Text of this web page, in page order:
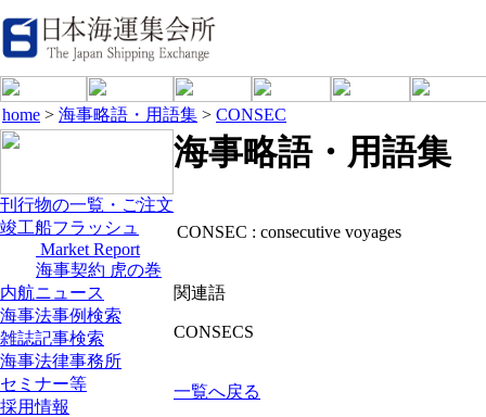
home > 海事略語・用語集 > CONSEC
刊行物の一覧・ご注文
竣工船フラッシュ
Market Report
海事契約 虎の巻
内航ニュース
海事法事例検索
雑誌記事検索
海事法律事務所
セミナー等
採用情報
海事略語・用語集
CONSEC : consecutive voyages
関連語
CONSECS
一覧へ戻る